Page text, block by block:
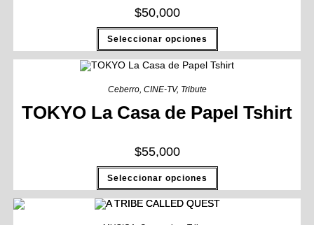
$50,000
Seleccionar opciones
Ceberro, CINE-TV, Tribute
TOKYO La Casa de Papel Tshirt
$55,000
Seleccionar opciones